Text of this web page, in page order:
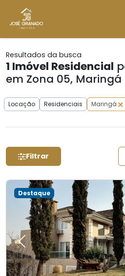
Resultados da busca
1 Imóvel Residencial
em Zona 05, Maringá
Locação Residenciais Maringá
Filtrar
Previous
Destaque